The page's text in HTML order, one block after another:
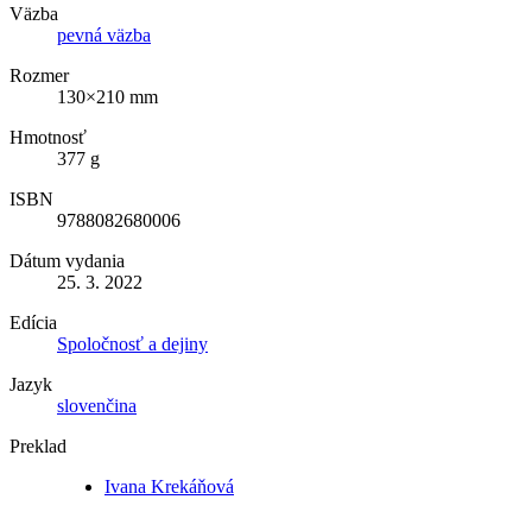
Väzba
pevná väzba
Rozmer
130×210 mm
Hmotnosť
377 g
ISBN
9788082680006
Dátum vydania
25. 3. 2022
Edícia
Spoločnosť a dejiny
Jazyk
slovenčina
Preklad
Ivana Krekáňová